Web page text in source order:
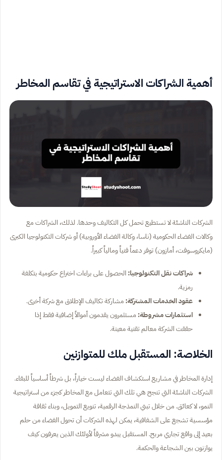
أهمية الشراكات الاستراتيجية في تقاسم المخاطر
الشركات الناشئة لا تستطيع تحمل كل التكاليف وحدها. لذلك، الشراكات مع
وكالات الفضاء الحكومية (ناسا، وكالة الفضاء الأوروبية) أو شركات التكنولوجيا الكبرى
(مايكروسوفت، أمازون) توفر دعماً فنياً ومالياً كبيراً.
شراكات نقل التكنولوجيا: الحصول على براءات اختراع حكومية بتكلفة
رمزية.
عقود الخدمات المشتركة: مشاركة تكاليف الإطلاق مع شركة أخرى.
استثمارات مشروطة: مستثمرون يقدمون أموالاً إضافية فقط إذا
حققت الشركة معالم تقنية معينة.
الخلاصة: المستقبل ملك للمتوازنين
إدارة المخاطر في مشاريع استكشاف الفضاء ليست خياراً، بل شرطاً أساسياً للبقاء.
الشركات الناشئة التي تنجح هي تلك التي تتعامل مع المخاطر كجزء من استراتيجية
النمو، لا كعائق. من خلال تبني النمذجة الرقمية، تنويع التمويل، وبناء ثقافة
مؤسسية تشجع على الشفافية، يمكن لهذه الشركات أن تحول الفضاء من حلم
بعيد إلى واقع تجاري مربح. المستقبل يبدو مشرقاً لأولئك الذين يعرفون كيف
يوازنون بين الشجاعة والحكمة.